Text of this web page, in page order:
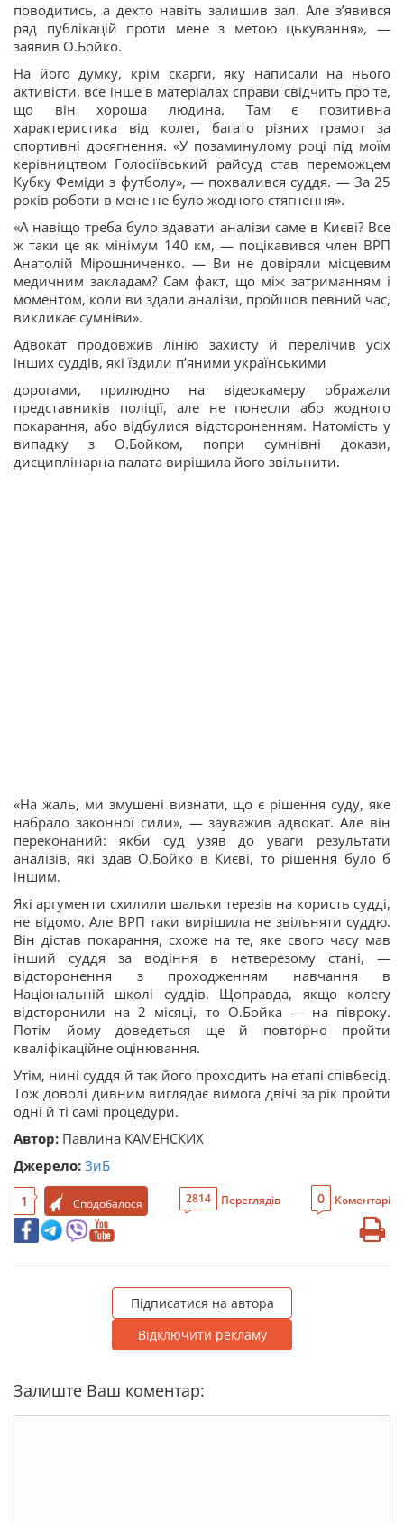
поводитись, а дехто навіть залишив зал. Але з’явився
ряд публікацій проти мене з метою цькування», —
заявив О.Бойко.
На його думку, крім скарги, яку написали на нього
активісти, все інше в матеріалах справи свідчить про те,
що він хороша людина. Там є позитивна
характеристика від колег, багато різних грамот за
спортивні досягнення. «У позаминулому році під моїм
керівництвом Голосіївський райсуд став переможцем
Кубку Феміди з футболу», — похвалився суддя. — За 25
років роботи в мене не було жодного стягнення».
«А навіщо треба було здавати аналізи саме в Києві? Все
ж таки це як мінімум 140 км, — поцікавився член ВРП
Анатолій Мірошниченко. — Ви не довіряли місцевим
медичним закладам? Сам факт, що між затриманням і
моментом, коли ви здали аналізи, пройшов певний час,
викликає сумніви».
Адвокат продовжив лінію захисту й перелічив усіх
інших суддів, які їздили п’яними українськими
дорогами, прилюдно на відеокамеру ображали
представників поліції, але не понесли або жодного
покарання, або відбулися відстороненням. Натомість у
випадку з О.Бойком, попри сумнівні докази,
дисциплінарна палата вирішила його звільнити.
«На жаль, ми змушені визнати, що є рішення суду, яке
набрало законної сили», — зауважив адвокат. Але він
переконаний: якби суд узяв до уваги результати
аналізів, які здав О.Бойко в Києві, то рішення було б
іншим.
Які аргументи схилили шальки терезів на користь судді,
не відомо. Але ВРП таки вирішила не звільняти суддю.
Він дістав покарання, схоже на те, яке свого часу мав
інший суддя за водіння в нетверезому стані, —
відсторонення з проходженням навчання в
Національній школі суддів. Щоправда, якщо колегу
відсторонили на 2 місяці, то О.Бойка — на півроку.
Потім йому доведеться ще й повторно пройти
кваліфікаційне оцінювання.
Утім, нині суддя й так його проходить на етапі співбесід.
Тож доволі дивним виглядає вимога двічі за рік пройти
одні й ті самі процедури.
Автор: Павлина КАМЕНСКИХ
Джерело: ЗиБ
1 Сподобалося 2814 Переглядів 0 Коментарі
Підписатися на автора
Відключити рекламу
Залиште Ваш коментар: